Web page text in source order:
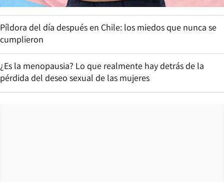
Píldora del día después en Chile: los miedos que nunca se
cumplieron
¿Es la menopausia? Lo que realmente hay detrás de la
pérdida del deseo sexual de las mujeres